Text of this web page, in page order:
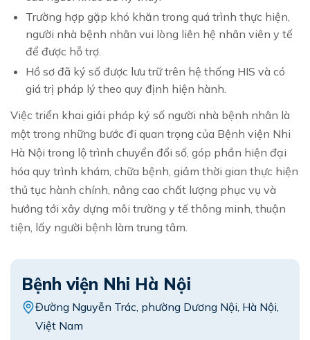
Trường hợp gặp khó khăn trong quá trình thực hiện,
người nhà bệnh nhân vui lòng liên hệ nhân viên y tế
để được hỗ trợ.
Hồ sơ đã ký số được lưu trữ trên hệ thống HIS và có
giá trị pháp lý theo quy định hiện hành.
Việc triển khai giải pháp ký số người nhà bệnh nhân là
một trong những bước đi quan trọng của Bệnh viện Nhi
Hà Nội trong lộ trình chuyển đổi số, góp phần hiện đại
hóa quy trình khám, chữa bệnh, giảm thời gian thực hiện
thủ tục hành chính, nâng cao chất lượng phục vụ và
hướng tới xây dựng môi trường y tế thông minh, thuận
tiện, lấy người bệnh làm trung tâm.
Bệnh viện Nhi Hà Nội
Đường Nguyễn Trác, phường Dương Nội, Hà Nội,
Việt Nam